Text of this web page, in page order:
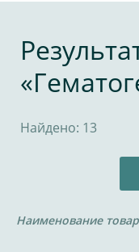
Найдено: 13
Наименование